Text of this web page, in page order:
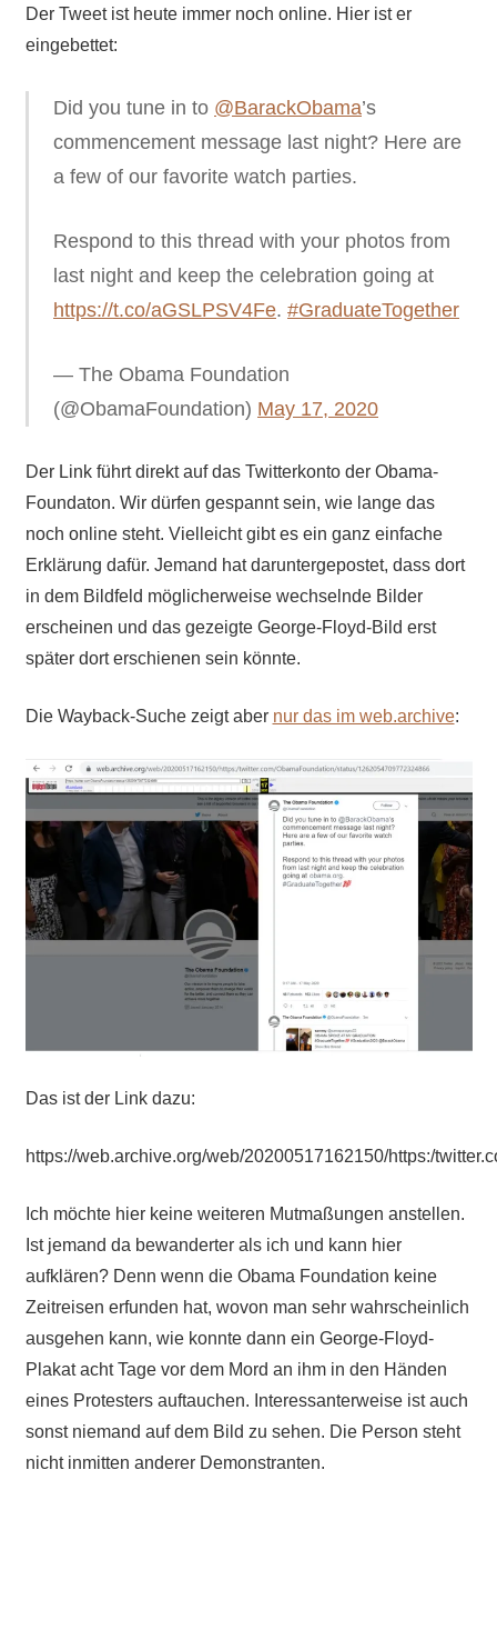
Der Tweet ist heute immer noch online. Hier ist er
eingebettet:
Did you tune in to @BarackObama’s
commencement message last night? Here are
a few of our favorite watch parties.
Respond to this thread with your photos from
last night and keep the celebration going at
https://t.co/aGSLPSV4Fe. #GraduateTogether
— The Obama Foundation
(@ObamaFoundation) May 17, 2020
Der Link führt direkt auf das Twitterkonto der Obama-
Foundaton. Wir dürfen gespannt sein, wie lange das
noch online steht. Vielleicht gibt es ein ganz einfache
Erklärung dafür. Jemand hat daruntergepostet, dass dort
in dem Bildfeld möglicherweise wechselnde Bilder
erscheinen und das gezeigte George-Floyd-Bild erst
später dort erschienen sein könnte.
Die Wayback-Suche zeigt aber nur das im web.archive:
Das ist der Link dazu:
https://web.archive.org/web/20200517162150/https:/
Ich möchte hier keine weiteren Mutmaßungen anstellen.
Ist jemand da bewanderter als ich und kann hier
aufklären? Denn wenn die Obama Foundation keine
Zeitreisen erfunden hat, wovon man sehr wahrscheinlich
ausgehen kann, wie konnte dann ein George-Floyd-
Plakat acht Tage vor dem Mord an ihm in den Händen
eines Protesters auftauchen. Interessanterweise ist auch
sonst niemand auf dem Bild zu sehen. Die Person steht
nicht inmitten anderer Demonstranten.